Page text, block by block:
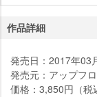
作品詳細
発売日：2017年03
発売元：アップフ
価格：3,850円（税